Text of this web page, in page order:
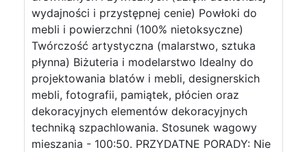
wydajności i przystępnej cenie) Powłoki do
mebli i powierzchni (100% nietoksyczne)
Twórczość artystyczna (malarstwo, sztuka
płynna) Biżuteria i modelarstwo Idealny do
projektowania blatów i mebli, designerskich
mebli, fotografii, pamiątek, płócien oraz
dekoracyjnych elementów dekoracyjnych
techniką szpachlowania. Stosunek wagowy
mieszania - 100:50. PRZYDATNE PORADY: Nie